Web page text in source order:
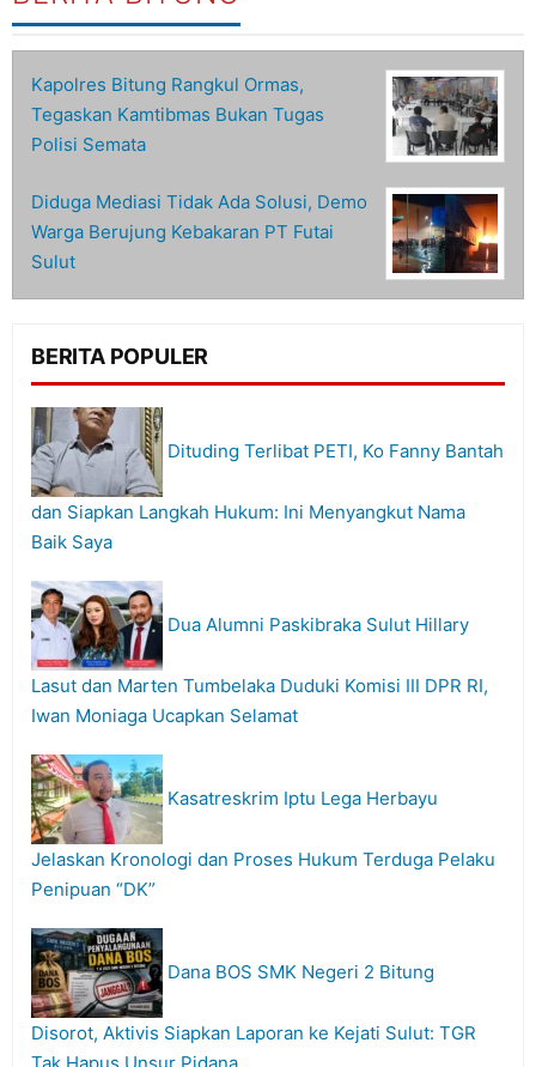
Kapolres Bitung Rangkul Ormas,
Tegaskan Kamtibmas Bukan Tugas
Polisi Semata
Diduga Mediasi Tidak Ada Solusi, Demo
Warga Berujung Kebakaran PT Futai
Sulut
BERITA POPULER
Dituding Terlibat PETI, Ko Fanny Bantah
dan Siapkan Langkah Hukum: Ini Menyangkut Nama
Baik Saya
Dua Alumni Paskibraka Sulut Hillary
Lasut dan Marten Tumbelaka Duduki Komisi III DPR RI,
Iwan Moniaga Ucapkan Selamat
Kasatreskrim Iptu Lega Herbayu
Jelaskan Kronologi dan Proses Hukum Terduga Pelaku
Penipuan “DK”
Dana BOS SMK Negeri 2 Bitung
Disorot, Aktivis Siapkan Laporan ke Kejati Sulut: TGR